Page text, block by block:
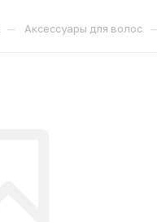
— Аксессуары для волос